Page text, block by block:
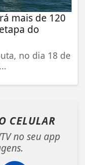
mais de 120
do
no dia 18 de
CELULAR
no seu app